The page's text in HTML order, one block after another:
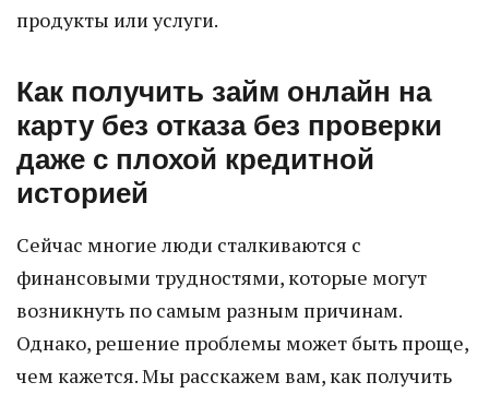
продукты или услуги.
Как получить займ онлайн на
карту без отказа без проверки
даже с плохой кредитной
историей
Сейчас многие люди сталкиваются с
финансовыми трудностями, которые могут
возникнуть по самым разным причинам.
Однако, решение проблемы может быть проще,
чем кажется. Мы расскажем вам, как получить